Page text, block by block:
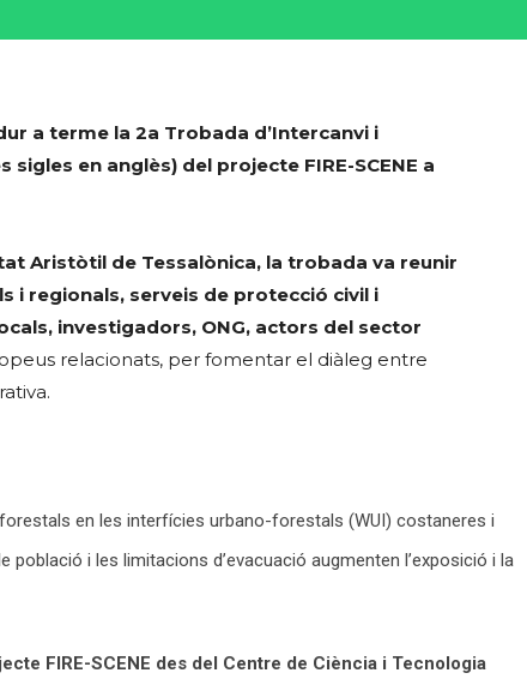
a terme la 2a Trobada d’Intercanvi i
sigles en anglès) del projecte FIRE-SCENE a
Aristòtil de Tessalònica, la trobada va reunir
i regionals, serveis de protecció civil i
investigadors, ONG, actors del sector
relacionats, per fomentar el diàleg entre
en les interfícies urbano-forestals (WUI) costaneres i
i les limitacions d’evacuació augmenten l’exposició i la
FIRE-SCENE des del Centre de Ciència i Tecnologia